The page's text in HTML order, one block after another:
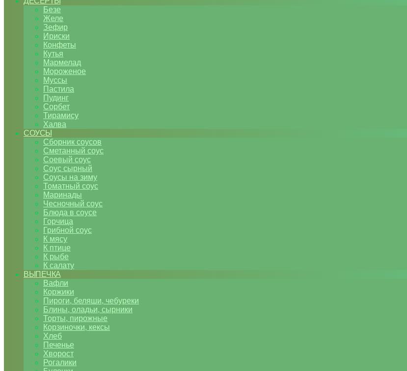
Безе
Желе
Зефир
Ириски
Конфеты
Кутья
Мармелад
Мороженое
Муссы
Пастила
Пудинг
Сорбет
Тирамису
Халва
СОУСЫ
Сборник соусов
Сметанный соус
Соевый соус
Соус сырный
Соусы на зиму
Томатный соус
Маринады
Чесночный соус
Блюда в соусе
Горчица
Грибной соус
К мясу
К птице
К рыбе
К салату
ВЫПЕЧКА
Вафли
Коржики
Пироги, беляши, чебуреки
Блины, оладьи, сырники
Торты, пирожные
Корзиночки, кексы
Хлеб
Печенье
Хворост
Рогалики